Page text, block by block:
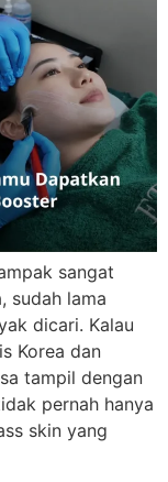
sangat
sudah lama
dicari. Kalau
Korea dan
tampil dengan
pernah hanya
skin yang